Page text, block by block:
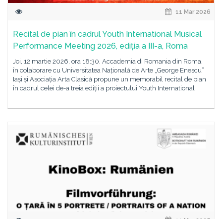
11 Mar 2026
Recital de pian în cadrul Youth International Musical
Performance Meeting 2026, ediția a III-a, Roma
Joi, 12 martie 2026, ora 18:30, Accademia di Romania din Roma,
în colaborare cu Universitatea Națională de Arte „George Enescu”
Iași și Asociația Arta Clasică propune un memorabil recital de pian
în cadrul celei de-a treia ediții a proiectului Youth International